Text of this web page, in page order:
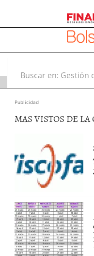
Buscar en:
Publicidad
MAS VISTOS DE